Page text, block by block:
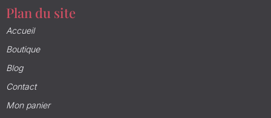
Plan du site
Accueil
Boutique
Blog
Contact
Mon panier